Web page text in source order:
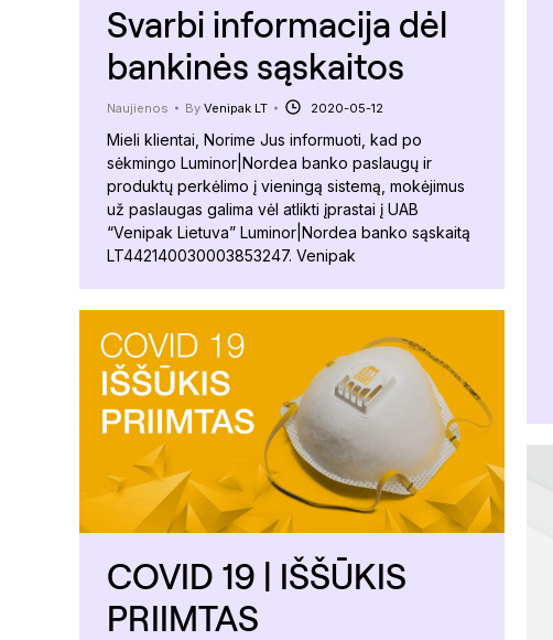
Svarbi informacija dėl
bankinės sąskaitos
Naujienos By Venipak LT 2020-05-12
Mieli klientai, Norime Jus informuoti, kad po
sėkmingo Luminor|Nordea banko paslaugų ir
produktų perkėlimo į vieningą sistemą, mokėjimus
už paslaugas galima vėl atlikti įprastai į UAB
“Venipak Lietuva” Luminor|Nordea banko sąskaitą
LT442140030003853247. Venipak
COVID 19 | IŠŠŪKIS
PRIIMTAS